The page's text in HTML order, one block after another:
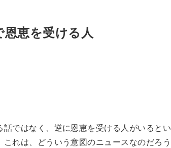
恵を受ける人
ではなく、逆に恩恵を受ける人がいるとい
れは、どういう意図のニュースなのだろう